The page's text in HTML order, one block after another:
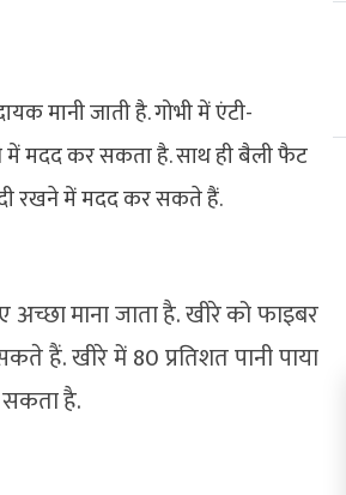
मानी जाती है. गोभी में एंटी-
मदद कर सकता है. साथ ही बैली फैट
रखने में मदद कर सकते हैं.
माना जाता है. खीरे को फाइबर
हैं. खीरे में 80 प्रतिशत पानी पाया
सकता है.